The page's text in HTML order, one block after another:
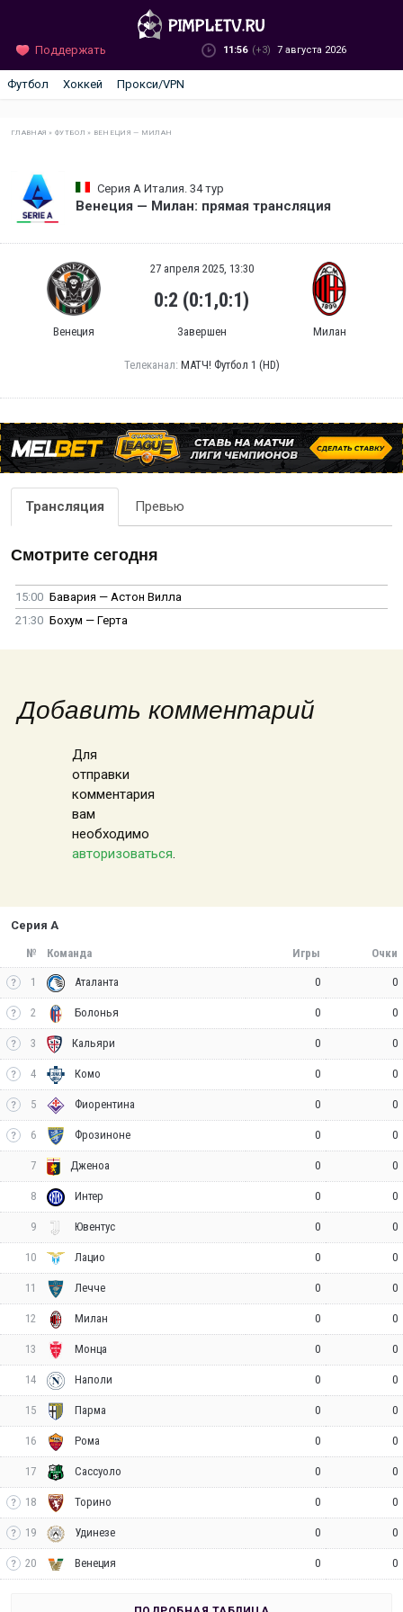
Поддержать 11:56 (+3) 7 августа 2026
Футбол Хоккей Прокси/VPN
ГЛАВНАЯ »ФУТБОЛ » ВЕНЕЦИЯ — МИЛАН
Серия А Италия. 34 тур
Венеция — Милан: прямая трансляция
Венеция
27 апреля 2025, 13:30
0:2 (0:1,0:1)
Завершен Милан
Телеканал: МАТЧ! Футбол 1 (HD)
Трансляция Превью
Смотрите сегодня
15:00 Бавария — Астон Вилла
21:30 Бохум — Герта
Добавить комментарий
Для
отправки
комментария
вам
необходимо
авторизоваться.
Серия А
№ Команда Игры Очки
1 Аталанта 0 0
2 Болонья 0 0
3 Кальяри 0 0
4 Комо 0 0
5 Фиорентина 0 0
6 Фрозиноне 0 0
7 Дженоа 0 0
8 Интер 0 0
9 Ювентус 0 0
10 Лацио 0 0
11 Лечче 0 0
12 Милан 0 0
13 Монца 0 0
14 Наполи 0 0
15 Парма 0 0
16 Рома 0 0
17 Сассуоло 0 0
18 Торино 0 0
19 Удинезе 0 0
20 Венеция 0 0